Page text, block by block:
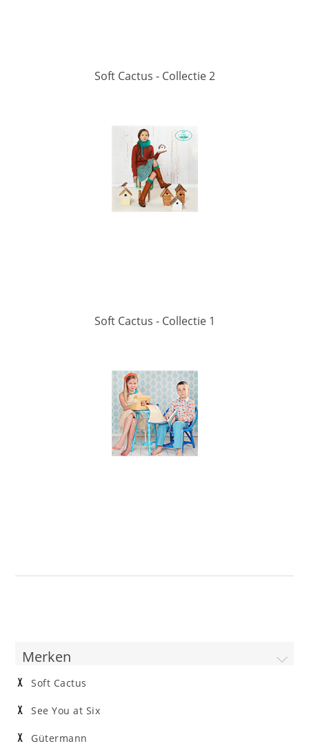
Soft Cactus - Collectie 2
Soft Cactus - Collectie 1
Merken
Soft Cactus
See You at Six
Gütermann